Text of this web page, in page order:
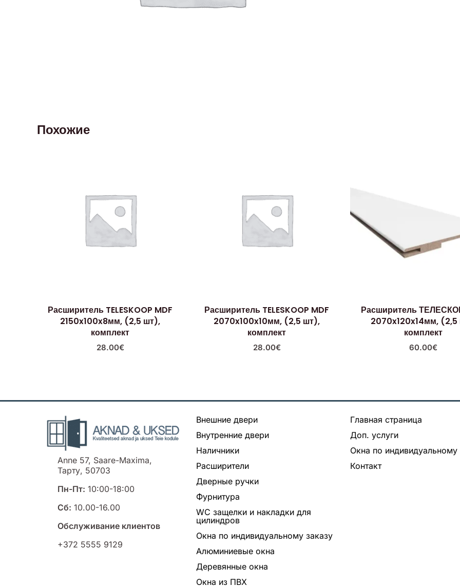
Похожие
Расширитель TELESKOOP MDF
2150x100x8мм, (2,5 шт),
комплект
28.00€
Расширитель TELESKOOP MDF
2070x100x10мм, (2,5 шт),
комплект
28.00€
Расширитель
2070x120x14мм,
комплект
60.00€
Anne 57, Saare-Maxima,
Тарту, 50703
Пн-Пт: 10:00-18:00
Сб: 10.00-16.00
Обслуживание клиентов
+372 5555 9129
Внешние двери
Внутренние двери
Наличники
Расширители
Дверные ручки
Фурнитура
WC защелки и накладки для
цилиндров
Окна по индивидуальному заказу
Алюминиевые окна
Деревянные окна
Окна из ПВХ
Главная страница
Доп. услуги
Окна по индивидуальному
Контакт